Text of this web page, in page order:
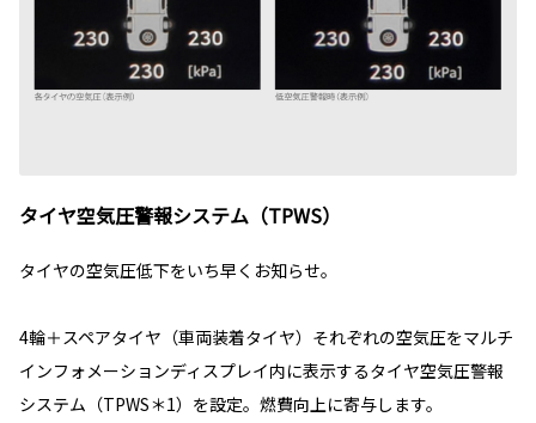
タイヤ空気圧警報システム（TPWS）
タイヤの空気圧低下をいち早くお知らせ。
4輪＋スペアタイヤ（車両装着タイヤ）それぞれの空気圧をマルチ
インフォメーションディスプレイ内に表示するタイヤ空気圧警報
システム（TPWS＊1）を設定。燃費向上に寄与します。